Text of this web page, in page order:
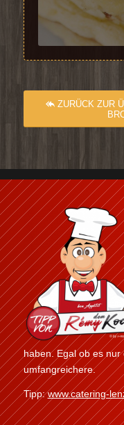
ZURÜCK ZUR
haben. Egal ob es
umfangreichere.
Tipp:www.catering-